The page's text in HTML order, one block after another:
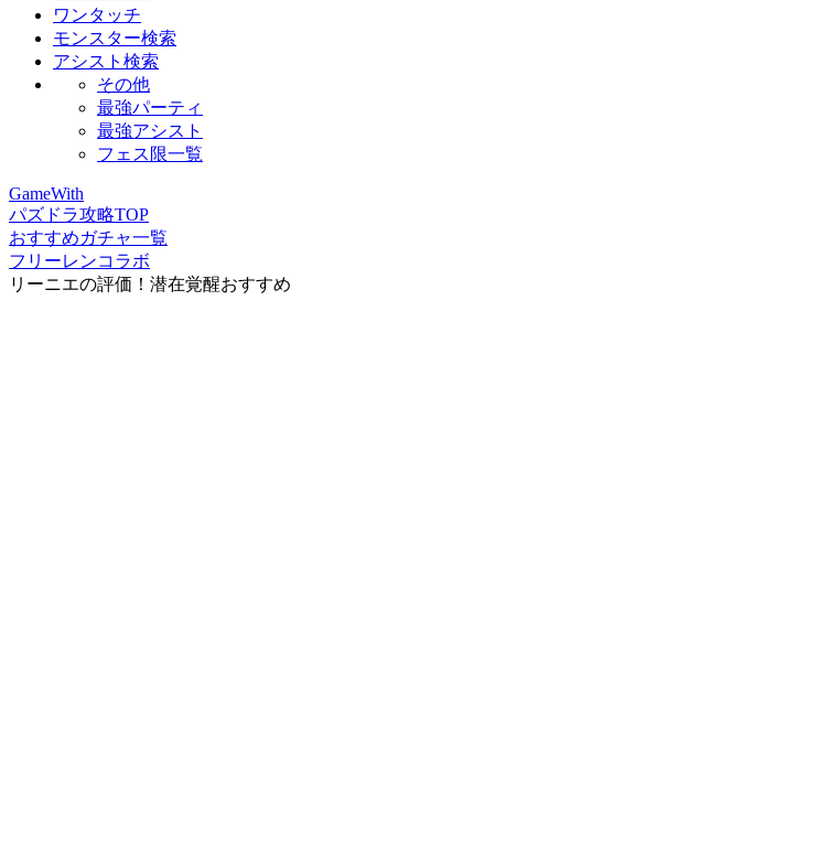
ワンタッチ
モンスター検索
アシスト検索
その他
最強パーティ
最強アシスト
フェス限一覧
GameWith
パズドラ攻略TOP
おすすめガチャ一覧
フリーレンコラボ
リーニエの評価！潜在覚醒おすすめ